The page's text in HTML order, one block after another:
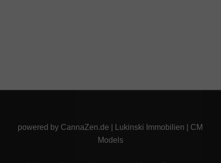
powered by CannaZen.de Lukinski Immobilien
CM
Models